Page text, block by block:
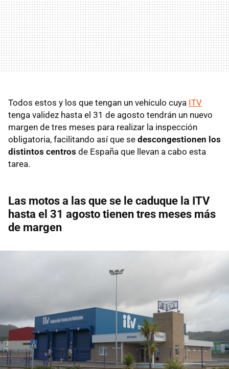
Todos estos y los que tengan un vehículo cuya ITV
tenga validez hasta el 31 de agosto tendrán un nuevo
margen de tres meses para realizar la inspección
obligatoria, facilitando así que se descongestionen los
distintos centros de España que llevan a cabo esta
tarea.
Las motos a las que se le caduque la ITV
hasta el 31 agosto tienen tres meses más
de margen